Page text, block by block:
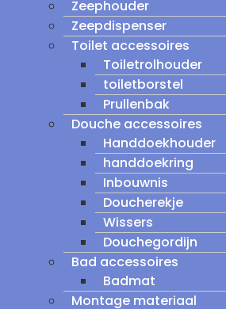
Zeephouder
Zeepdispenser
Toilet accessoires
Toiletrolhouder
toiletborstel
Prullenbak
Douche accessoires
Handdoekhouder
handdoekring
Inbouwnis
Doucherekje
Wissers
Douchegordijn
Bad accessoires
Badmat
Montage materiaal